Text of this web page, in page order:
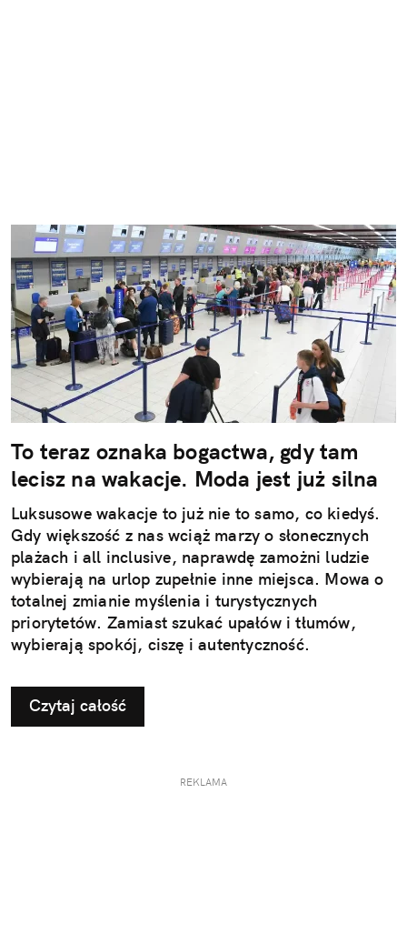
To teraz oznaka bogactwa, gdy tam
lecisz na wakacje. Moda jest już silna
Luksusowe wakacje to już nie to samo, co kiedyś.
Gdy większość z nas wciąż marzy o słonecznych
plażach i all inclusive, naprawdę zamożni ludzie
wybierają na urlop zupełnie inne miejsca. Mowa o
totalnej zmianie myślenia i turystycznych
priorytetów. Zamiast szukać upałów i tłumów,
wybierają spokój, ciszę i autentyczność.
Czytaj całość
REKLAMA